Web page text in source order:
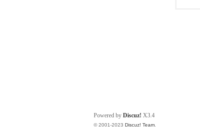
Powered by Discuz! X3.4
© 2001-2023 Discuz! Team